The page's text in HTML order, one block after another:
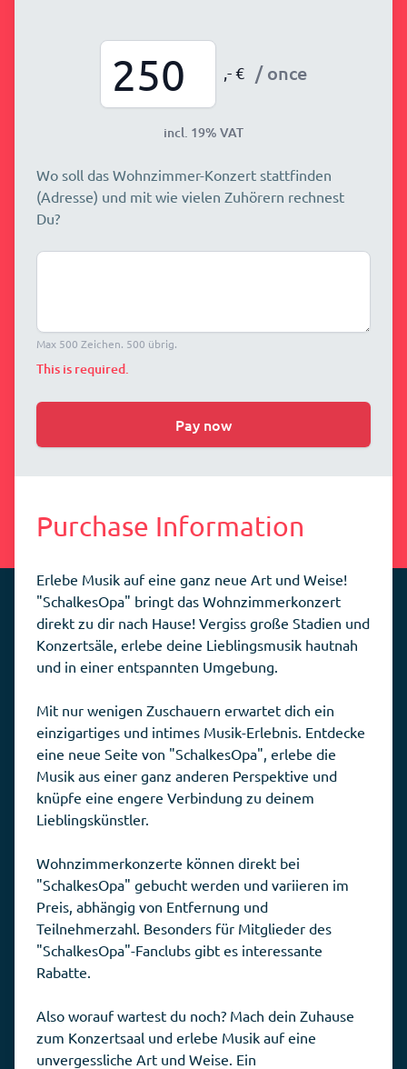
,- € / once
incl. 19% VAT
Wo soll das Wohnzimmer-Konzert stattfinden
(Adresse) und mit wie vielen Zuhörern rechnest
Du?
Max 500 Zeichen. 500 übrig.
This is required.
Pay now
Purchase Information
Erlebe Musik auf eine ganz neue Art und Weise!
"SchalkesOpa" bringt das Wohnzimmerkonzert
direkt zu dir nach Hause! Vergiss große Stadien und
Konzertsäle, erlebe deine Lieblingsmusik hautnah
und in einer entspannten Umgebung.
Mit nur wenigen Zuschauern erwartet dich ein
einzigartiges und intimes Musik-Erlebnis. Entdecke
eine neue Seite von "SchalkesOpa", erlebe die
Musik aus einer ganz anderen Perspektive und
knüpfe eine engere Verbindung zu deinem
Lieblingskünstler.
Wohnzimmerkonzerte können direkt bei
"SchalkesOpa" gebucht werden und variieren im
Preis, abhängig von Entfernung und
Teilnehmerzahl. Besonders für Mitglieder des
"SchalkesOpa"-Fanclubs gibt es interessante
Rabatte.
Also worauf wartest du noch? Mach dein Zuhause
zum Konzertsaal und erlebe Musik auf eine
unvergessliche Art und Weise. Ein